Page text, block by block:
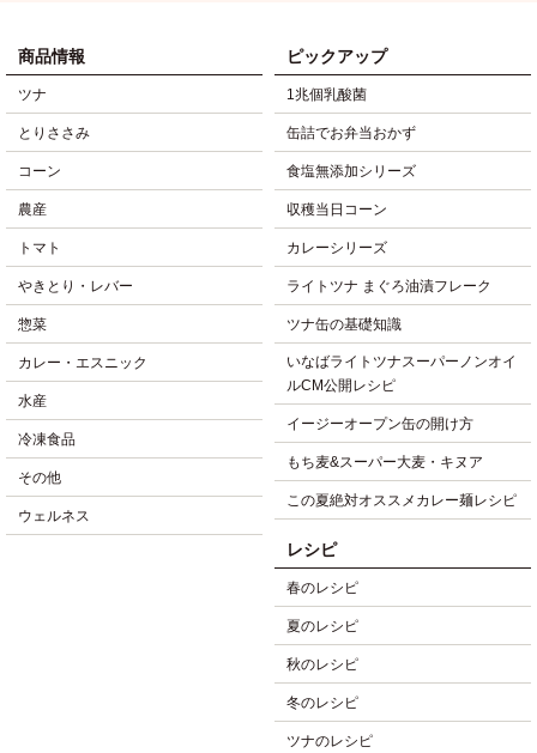
商品情報
ツナ
とりささみ
コーン
農産
トマト
やきとり・レバー
惣菜
カレー・エスニック
水産
冷凍食品
その他
ウェルネス
ピックアップ
1兆個乳酸菌
缶詰でお弁当おかず
食塩無添加シリーズ
収穫当日コーン
カレーシリーズ
ライトツナ まぐろ油漬フレーク
ツナ缶の基礎知識
いなばライトツナスーパーノンオイ
ルCM公開レシピ
イージーオープン缶の開け方
もち麦&スーパー大麦・キヌア
この夏絶対オススメカレー麺レシピ
レシピ
春のレシピ
夏のレシピ
秋のレシピ
冬のレシピ
ツナのレシピ